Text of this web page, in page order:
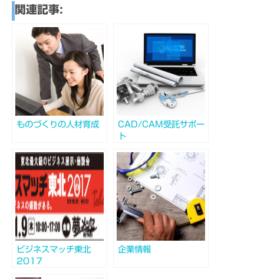
関連記事:
ものづくりの人材育成
CAD/CAM受託サポー
ト
ビジネスマッチ東北
2017
企業情報